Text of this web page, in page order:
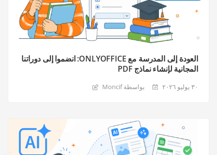
العودة إلى المدرسة مع ONLYOFFICE: انضموا إلى دوراتنا
المجانية لإنشاء نماذج PDF
٣٠ يوليو ٢٠٢٦ بواسطة Moncif